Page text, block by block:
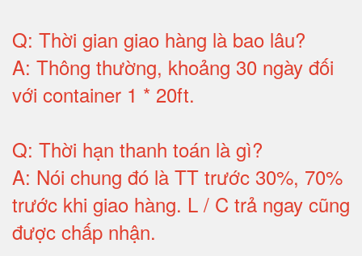
Q: Thời gian giao hàng là bao lâu?
A: Thông thường, khoảng 30 ngày đối
với container 1 * 20ft.
Q: Thời hạn thanh toán là gì?
A: Nói chung đó là TT trước 30%, 70%
trước khi giao hàng. L / C trả ngay cũng
được chấp nhận.